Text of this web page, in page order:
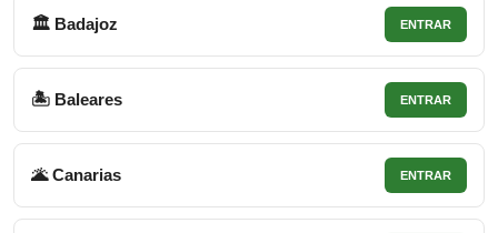
🏛 Badajoz ENTRAR
🏝 Baleares ENTRAR
🌋 Canarias ENTRAR